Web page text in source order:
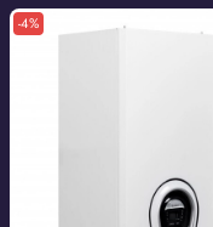
-4%